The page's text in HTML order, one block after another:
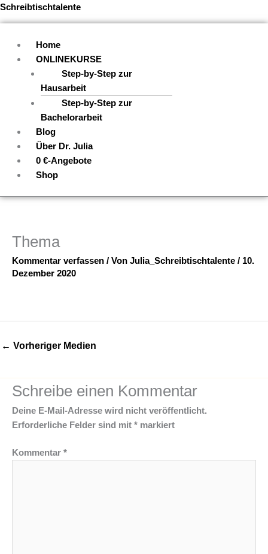
Zum
Inhalt
Schreibtischtalente
Menü
Home
ONLINEKURSE
Step-by-Step zur
Hausarbeit
Step-by-Step zur
Bachelorarbeit
Blog
Über Dr. Julia
0 €-Angebote
Shop
Thema
Kommentar verfassen / Von Julia_Schreibtischtalente / 10.
Dezember 2020
← Vorheriger Medien
Schreibe einen Kommentar
Deine E-Mail-Adresse wird nicht veröffentlicht.
Erforderliche Felder sind mit * markiert
Kommentar *